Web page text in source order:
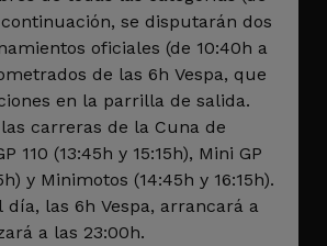
continuación, se disputarán dos
oficiales (de 10:40h a
de las 6h Vespa, que
en la parrilla de salida.
carreras de la Cuna de
110 (13:45h y 15:15h), Mini GP
y Minimotos (14:45h y 16:15h).
las 6h Vespa, arrancará a
a las 23:00h.